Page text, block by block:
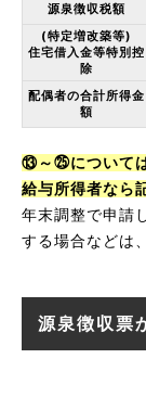
源泉徴収税額
(特定増改築等)
住宅借入金等特別控
除
配偶者の合計所得金
額
⑬～㉕について
給与所得者なら
年末調整で申請
する場合などは
源泉徴収票